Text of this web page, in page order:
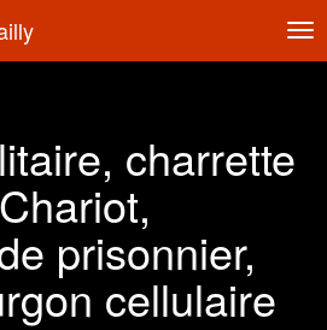
charrette
prisonnier,
cellulaire